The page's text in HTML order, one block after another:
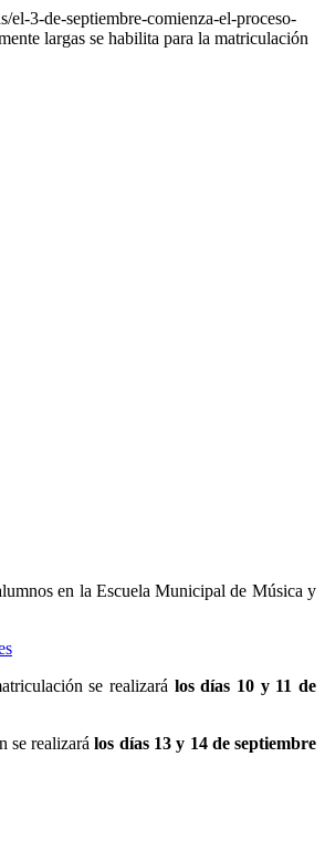
3-de-septiembre-comienza-el-proceso-
largas se habilita para la matriculación
en la Escuela Municipal de Música y
se realizará los días 10 y 11 de
se realizarálos días 13 y 14 de septiembre